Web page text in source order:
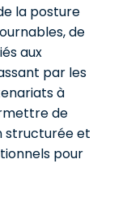
la posture
de
aux
par les
à
de
structurée et
pour